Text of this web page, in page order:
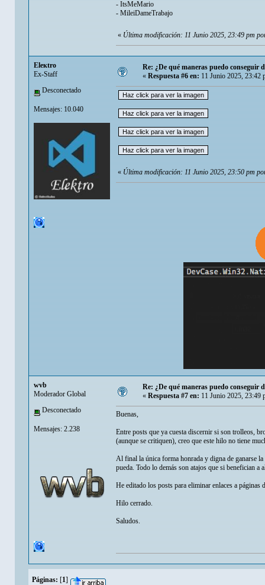
- ItsMeMario
- MileiDameTrabajo
« Última modificación: 11 Junio 2025, 23:49 pm
Eleкtro
Ex-Staff
Desconectado
Mensajes: 10.040
Re: ¿De qué maneras puedo conseguir
«Respuesta #6 en:11 Junio 2025, 23:42
«Última modificación: 11 Junio 2025, 23:50 pm
wvb
Moderador Global
Desconectado
Mensajes: 2.238
Re: ¿De qué maneras puedo conseguir
« Respuesta #7 en: 11 Junio 2025, 23:49
Buenas,
Entre posts que ya cuesta discernir si son trolleos,
(aunque se critiquen), creo que este hilo no tiene
Al final la única forma honrada y digna de ganarse
pueda. Todo lo demás son atajos que si benefician a
He editado los posts para eliminar enlaces a páginas
Hilo cerrado.
Saludos.
Páginas: [1]